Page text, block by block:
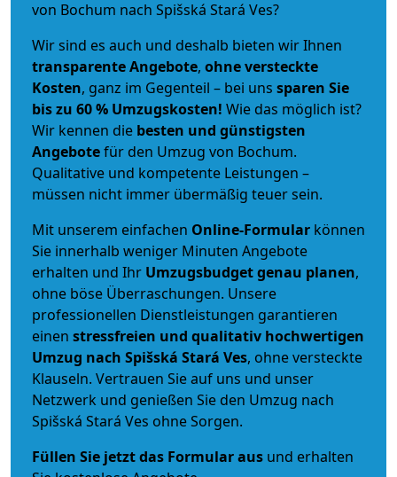
von Bochum nach Spišská Stará Ves?
Wir sind es auch und deshalb bieten wir Ihnen
transparente Angebote, ohne versteckte
Kosten, ganz im Gegenteil – bei uns sparen Sie
bis zu 60 % Umzugskosten! Wie das möglich ist?
Wir kennen die besten und günstigsten
Angebotefür den Umzug von Bochum.
Qualitative und kompetente Leistungen –
müssen nicht immer übermäßig teuer sein.
Mit unserem einfachen Online-Formular können
Sie innerhalb weniger Minuten Angebote
erhalten und Ihr Umzugsbudgetgenau planen,
ohne böse Überraschungen. Unsere
professionellen Dienstleistungen garantieren
einen stressfreien und qualitativ hochwertigen
Umzug nach Spišská Stará Ves, ohne versteckte
Klauseln. Vertrauen Sie auf uns und unser
Netzwerk und genießen Sie den Umzug nach
Spišská Stará Ves ohne Sorgen.
Füllen Sie jetzt das Formular aus und erhalten